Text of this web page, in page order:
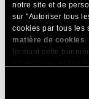
notre site et de
sur "Autoriser tous
cookies par tous les
matière de cookies.
fermant cette
surPurger le
en cache pour